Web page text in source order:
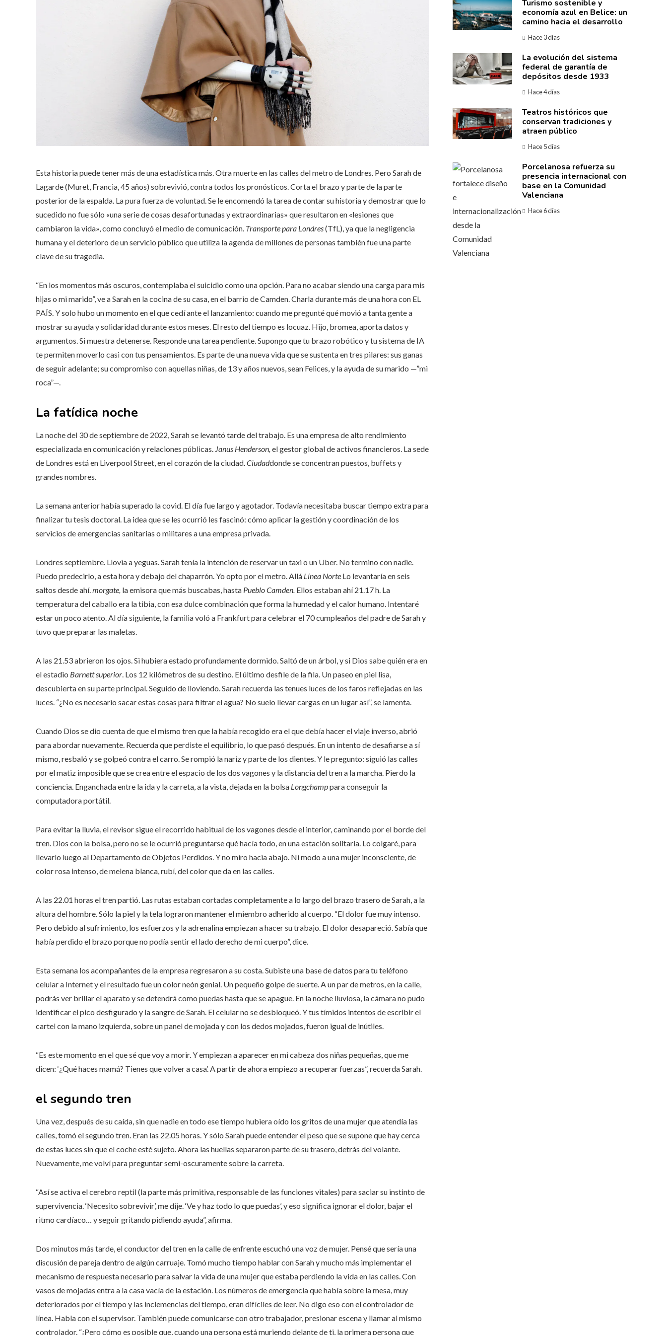
Esta historia puede tener más de una estadística más. Otra muerte en las calles del metro de Londres. Pero Sarah de
Lagarde (Muret, Francia, 45 años) sobrevivió, contra todos los pronósticos. Corta el brazo y parte de la parte
posterior de la espalda. La pura fuerza de voluntad. Se le encomendó la tarea de contar su historia y demostrar que lo
sucedido no fue sólo «una serie de cosas desafortunadas y extraordinarias» que resultaron en «lesiones que
cambiaron la vida», como concluyó el medio de comunicación. Transporte para Londres(TfL), ya que la negligencia
humana y el deterioro de un servicio público que utiliza la agenda de millones de personas también fue una parte
clave de su tragedia.
“En los momentos más oscuros, contemplaba el suicidio como una opción. Para no acabar siendo una carga para mis
hijas o mi marido”, ve a Sarah en la cocina de su casa, en el barrio de Camden. Charla durante más de una hora con EL
PAÍS. Y solo hubo un momento en el que cedí ante el lanzamiento: cuando me pregunté qué movió a tanta gente a
mostrar su ayuda y solidaridad durante estos meses. El resto del tiempo es locuaz. Hijo, bromea, aporta datos y
argumentos. Si muestra detenerse. Responde una tarea pendiente. Supongo que tu brazo robótico y tu sistema de IA
te permiten moverlo casi con tus pensamientos. Es parte de una nueva vida que se sustenta en tres pilares: sus ganas
de seguir adelante; su compromiso con aquellas niñas, de 13 y años nuevos, sean Felices, y la ayuda de su marido —”mi
roca”—.
La fatídica noche
La noche del 30 de septiembre de 2022, Sarah se levantó tarde del trabajo. Es una empresa de alto rendimiento
especializada en comunicación y relaciones públicas. Janus Henderson, el gestor global de activos financieros. La sede
de Londres está en Liverpool Street, en el corazón de la ciudad.Ciudaddonde se concentran puestos, buffets y
grandes nombres.
La semana anterior había superado la covid. El día fue largo y agotador. Todavía necesitaba buscar tiempo extra para
finalizar tu tesis doctoral. La idea que se les ocurrió les fascinó: cómo aplicar la gestión y coordinación de los
servicios de emergencias sanitarias o militares a una empresa privada.
Londres septiembre. Llovia a yeguas. Sarah tenía la intención de reservar un taxi o un Uber. No termino con nadie.
Puedo predecirlo, a esta hora y debajo del chaparrón. Yo opto por el metro. Allá Línea Norte Lo levantaría en seis
saltos desde ahí.morgate, la emisora ​​que más buscabas, hasta Pueblo Camden. Ellos estaban ahí 21.17 h. La
temperatura del caballo era la tibia, con esa dulce combinación que forma la humedad y el calor humano. Intentaré
estar un poco atento. Al día siguiente, la familia voló a Frankfurt para celebrar el 70 cumpleaños del padre de Sarah y
tuvo que preparar las maletas.
A las 21.53 abrieron los ojos. Si hubiera estado profundamente dormido. Saltó de un árbol, y si Dios sabe quién era en
el estadio Barnett superior. Los 12 kilómetros de su destino. El último desfile de la fila. Un paseo en piel lisa,
descubierta en su parte principal. Seguido de lloviendo. Sarah recuerda las tenues luces de los faros reflejadas en las
luces. “¿No es necesario sacar estas cosas para filtrar el agua? No suelo llevar cargas en un lugar así”, se lamenta.
Cuando Dios se dio cuenta de que el mismo tren que la había recogido era el que debía hacer el viaje inverso, abrió
para abordar nuevamente. Recuerda que perdiste el equilibrio, lo que pasó después. En un intento de desafiarse a sí
mismo, resbaló y se golpeó contra el carro. Se rompió la nariz y parte de los dientes. Y le pregunto: siguió las calles
por el matiz imposible que se crea entre el espacio de los dos vagones y la distancia del tren a la marcha. Pierdo la
conciencia. Enganchada entre la ida y la carreta, a la vista, dejada en la bolsa Longchamppara conseguir la
computadora portátil.
Para evitar la lluvia, el revisor sigue el recorrido habitual de los vagones desde el interior, caminando por el borde del
tren. Dios con la bolsa, pero no se le ocurrió preguntarse qué hacía todo, en una estación solitaria. Lo colgaré, para
llevarlo luego al Departamento de Objetos Perdidos. Y no miro hacia abajo. Ni modo a una mujer inconsciente, de
color rosa intenso, de melena blanca, rubí, del color que da en las calles.
A las 22.01 horas el tren partió. Las rutas estaban cortadas completamente a lo largo del brazo trasero de Sarah, a la
altura del hombre. Sólo la piel y la tela lograron mantener el miembro adherido al cuerpo. “El dolor fue muy intenso.
Pero debido al sufrimiento, los esfuerzos y la adrenalina empiezan a hacer su trabajo. El dolor desapareció. Sabía que
había perdido el brazo porque no podía sentir el lado derecho de mi cuerpo”, dice.
Esta semana los acompañantes de la empresa regresaron a su costa. Subiste una base de datos para tu teléfono
celular a Internet y el resultado fue un color neón genial. Un pequeño golpe de suerte. A un par de metros, en la calle,
podrás ver brillar el aparato y se detendrá como puedas hasta que se apague. En la noche lluviosa, la cámara no pudo
identificar el pico desfigurado y la sangre de Sarah. El celular no se desbloqueó. Y tus tímidos intentos de escribir el
cartel con la mano izquierda, sobre un panel de mojada y con los dedos mojados, fueron igual de inútiles.
“Es este momento en el que sé que voy a morir. Y empiezan a aparecer en mi cabeza dos niñas pequeñas, que me
dicen: ‘¿Qué haces mamá? Tienes que volver a casa’. A partir de ahora empiezo a recuperar fuerzas”, recuerda Sarah.
el segundo tren
Una vez, después de su caída, sin que nadie en todo ese tiempo hubiera oído los gritos de una mujer que atendía las
calles, tomó el segundo tren. Eran las 22.05 horas. Y sólo Sarah puede entender el peso que se supone que hay cerca
de estas luces sin que el coche esté sujeto. Ahora las huellas separaron parte de su trasero, detrás del volante.
Nuevamente, me volví para preguntar semi-oscuramente sobre la carreta.
“Así se activa el cerebro reptil (la parte más primitiva, responsable de las funciones vitales) para saciar su instinto de
supervivencia. ‘Necesito sobrevivir’, me dije. ‘Ve y haz todo lo que puedas’, y eso significa ignorar el dolor, bajar el
ritmo cardíaco… y seguir gritando pidiendo ayuda”, afirma.
Dos minutos más tarde, el conductor del tren en la calle de enfrente escuchó una voz de mujer. Pensé que sería una
discusión de pareja dentro de algún carruaje. Tomó mucho tiempo hablar con Sarah y mucho más implementar el
mecanismo de respuesta necesario para salvar la vida de una mujer que estaba perdiendo la vida en las calles. Con
vasos de mojadas entra a la casa vacía de la estación. Los números de emergencia que había sobre la mesa, muy
deteriorados por el tiempo y las inclemencias del tiempo, eran difíciles de leer. No digo eso con el controlador de
línea. Habla con el supervisor. También puede comunicarse con otro trabajador, presionar escena y llamar al mismo
controlador. “¡Pero cómo es posible que, cuando una persona está muriendo delante de ti, la primera persona que
Turismo sostenible y
economía azul en Belice: un
camino hacia el desarrollo
Hace 3 días
La evolución del sistema
federal de garantía de
depósitos desde 1933
Hace 4 días
Teatros históricos que
conservan tradiciones y
atraen público
Hace 5 días
Porcelanosa refuerza su
presencia internacional con
base en la Comunidad
Valenciana
Hace 6 días